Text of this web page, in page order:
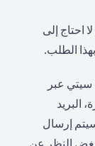
احتاج إلى
الطلب.
سيتي عبر
البريد
سيتم إرسال